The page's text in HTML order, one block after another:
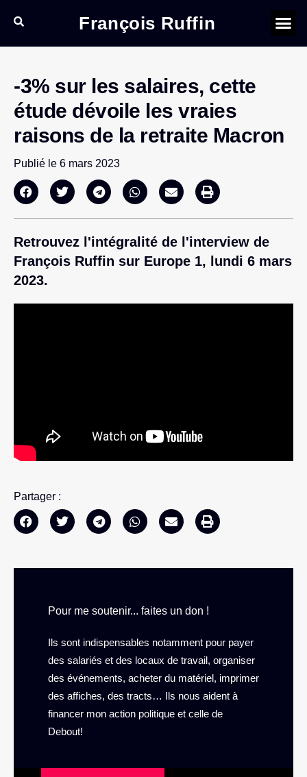
François Ruffin
-3% sur les salaires, cette
étude dévoile les vraies
raisons de la retraite Macron
Publié le 6 mars 2023
Retrouvez l'intégralité de l'interview de
François Ruffin sur Europe 1, lundi 6 mars
2023.
Partager :
Pour me soutenir... faites un don !
Ils sont indispensables notamment pour payer
des salariés et des locaux de travail, organiser
des événements, acheter du matériel, imprimer
des affiches, des tracts… Ils nous aident à
financer mon action politique et celle de
Debout!